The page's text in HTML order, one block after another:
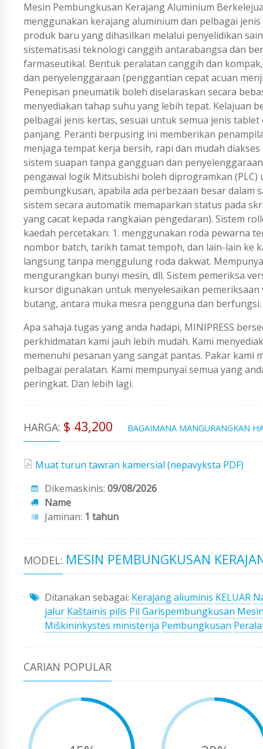
Mesin Pembungkusan Kerajang Aluminium
menggunakan kerajang aluminium dan pelbagai
produk baru yang dihasilkan melalui penyelidikan
sistematisasi teknologi canggih antarabangsa dan
farmaseutikal. Bentuk peralatan canggih dan
dan penyelenggaraan (penggantian cepat acuan
Penepisan pneumatik boleh diselaraskan secara
menyediakan tahap suhu yang lebih tepat. Kelajuan
pelbagai jenis kertas, sesuai untuk semua jenis
panjang. Peranti berpusing ini memberikan
menjaga tempat kerja bersih, rapi dan mudah
sistem suapan tanpa gangguan dan
pengawal logik Mitsubishi boleh diprogramkan
pembungkusan, apabila ada perbezaan besar
sistem secara automatik memaparkan status pada
yang cacat kepada rangkaian pengedaran). Sistem
kaedah percetakan: 1. menggunakan roda pewarna
nombor batch, tarikh tamat tempoh, dan lain-lain ke
langsung tanpa menggulung roda dakwat.
mengurangkan bunyi mesin, dll. Sistem pemeriksa
kursor digunakan untuk menyelesaikan
butang, antara muka mesra pengguna dan berfungsi.
Apa sahaja tugas yang anda hadapi, MINIPRESS
perkhidmatan kami jauh lebih mudah. Kami
memenuhi pesanan yang sangat pantas. Pakar
pelbagai peralatan. Kami mempunyai semua yang
peringkat. Dan lebih lagi.
HARGA: $ 43,200 BAGAIMANA MANGURANGKAN
Muat turun tawran kamersial (nepavyksta PDF)
Dikemaskinis: 09/08/2026
Name
Jaminan: 1 tahun
MODEL: MESIN PEMBUNGKUSAN
Ditanakan sebagai: Kerajang aliuminis KELUAR
jalur Kaštainis pilis Pil Garispembungkusan
Miškininkystės ministerija Pembungkusan
CARIAN POPULAR